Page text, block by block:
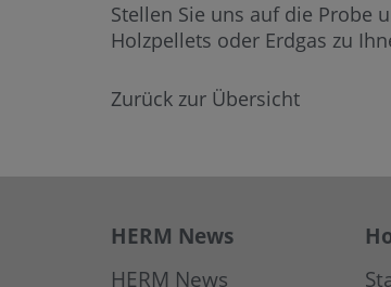
Stellen Sie uns auf die Probe
Holzpellets oder Erdgas zu
Zurück zur Übersicht
HERM News
HERM News